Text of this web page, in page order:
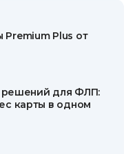
Plus от
решений для ФЛП:
карты в одном